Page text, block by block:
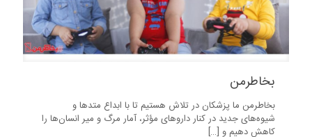
بخاطرمن
بخاطرمن ما پزشکان در تلاش هستیم تا با ابداع متدها و
شیوه‌های جدید در کنار داروهای مؤثر، آمار مرگ و میر انسان‌ها را
کاهش دهیم و […]